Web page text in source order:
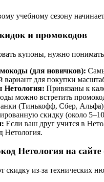
учебному сезону
и промокодов
купоны, нужно
(для новичков):
для покупки
Нетология: Привязаны к
можно встретить
(Тинькофф, Сбер,
скидку (около
Если ваш друг учится в
Нетология.
Нетология на
скидку из-за технических